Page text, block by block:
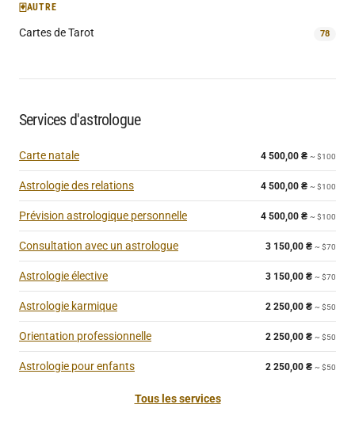
🃏AUTRE
Cartes de Tarot 78
Services d'astrologue
Carte natale 4 500,00 ₴ ~ $100
Astrologie des relations 4 500,00 ₴ ~ $100
Prévision astrologique personnelle 4 500,00 ₴ ~ $100
Consultation avec un astrologue 3 150,00 ₴ ~ $70
Astrologie élective 3 150,00 ₴ ~ $70
Astrologie karmique 2 250,00 ₴ ~ $50
Orientation professionnelle 2 250,00 ₴ ~ $50
Astrologie pour enfants 2 250,00 ₴ ~ $50
Tous les services